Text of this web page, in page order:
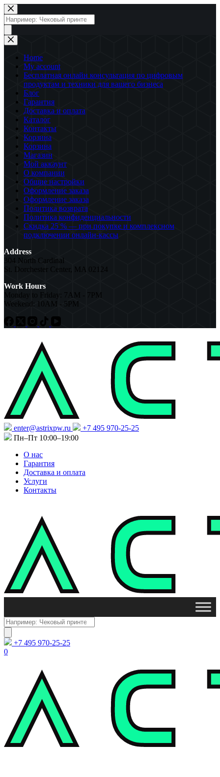
Перейти
к
сути
Поиск
товаров
Home
My account
Бесплатная онлайн консультация по цифровым
продуктам и техники для вашего бизнеса
Блог
Гарантия
Доставка и оплата
Каталог
Контакты
Корзина
Корзина
Магазин
Мой аккаунт
О компании
Общие настройки
Оформление заказа
Оформление заказа
Политика возврата
Политика конфиденциальности
Скидка 25 % — при покупке и комплексном
подключении онлайн-кассы
Address
304 North Cardinal
St. Dorchester Center, MA 02124
Work Hours
Monday to Friday: 7AM - 7PM
Weekend: 10AM - 5PM
enter@astrixpw.ru
+7 495 970-25-25
Пн–Пт 10:00–19:00
О нас
Гарантия
Доставка и оплата
Услуги
Контакты
Поиск
товаров
+7 495 970-25-25
0